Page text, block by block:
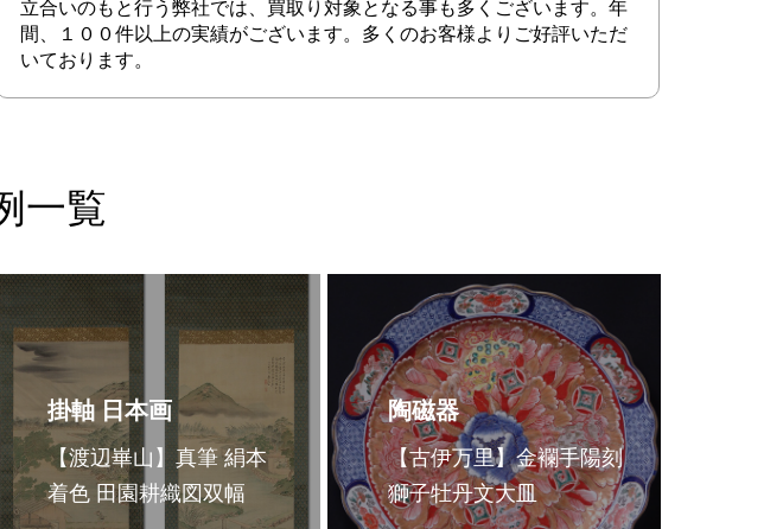
立合いのもと行う弊社では、買取り対象となる事も多くございます。年
間、１００件以上の実績がございます。多くのお客様よりご好評いただ
いております。
一覧
掛軸 日本画
【渡辺崋山】真筆 絹本
着色 田園耕織図双幅
陶磁器
【古伊万里】金襴手陽刻
獅子牡丹文大皿